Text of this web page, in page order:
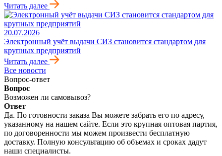
Читать далее
20.07.2026
Электронный учёт выдачи СИЗ становится стандартом для
крупных предприятий
Читать далее
Все новости
Вопрос-ответ
Вопрос
Возможен ли самовывоз?
Ответ
Да. По готовности заказа Вы можете забрать его по адресу,
указанному на нашем сайте. Если это крупная оптовая партия,
по договоренности мы можем произвести бесплатную
доставку. Полную консультацию об объемах и сроках дадут
наши специалисты.